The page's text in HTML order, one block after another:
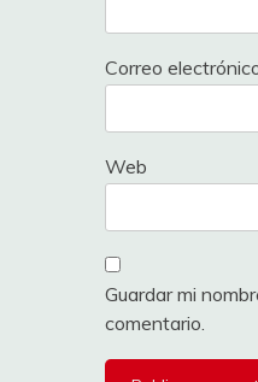
Correo
Web
Guardar mi
comentario.